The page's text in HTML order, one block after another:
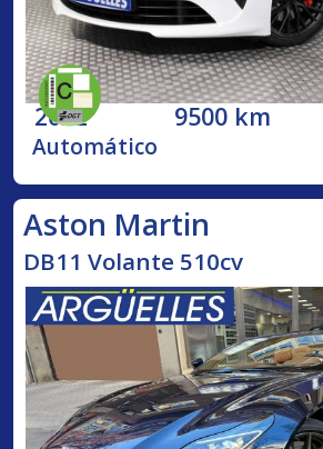
2022 9500 km
Automático
Aston Martin
DB11 Volante 510cv